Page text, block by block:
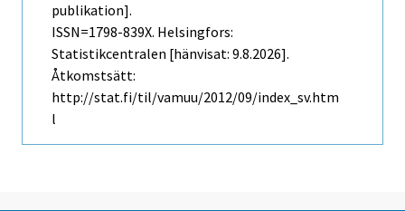
publikation].
ISSN=1798-839X. Helsingfors:
Statistikcentralen [hänvisat: 9.8.2026].
Åtkomstsätt:
http://stat.fi/til/vamuu/2012/09/index_sv.htm
l